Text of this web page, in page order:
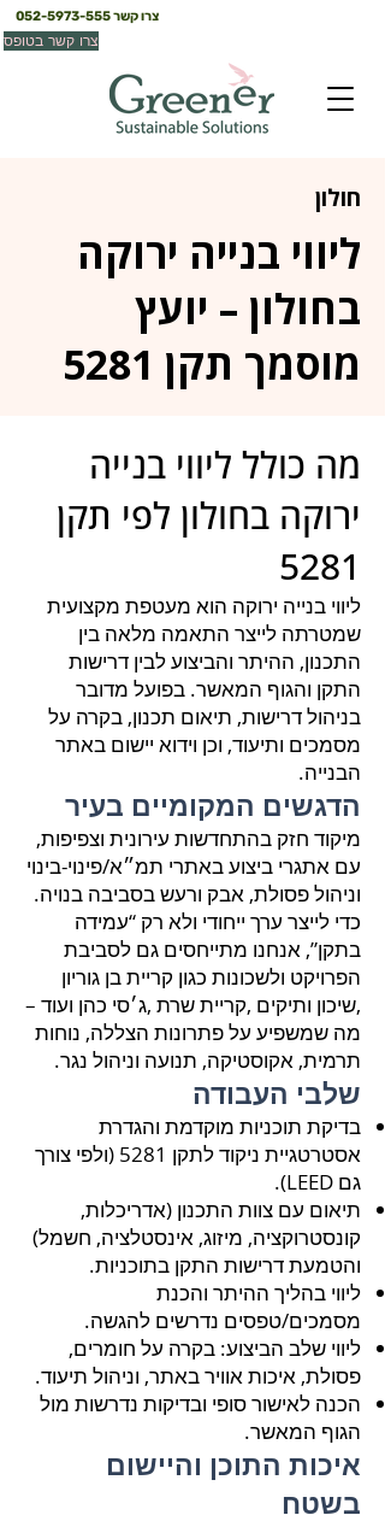
צרו קשר052-5973-555
צרו קשר בטופס
חולון
ליווי בנייה ירוקה
בחולון – יועץ
מוסמך תקן 5281
מה כולל ליווי בנייה
ירוקה בחולון לפי תקן
5281
ליווי בנייה ירוקה הוא מעטפת מקצועית
שמטרתה לייצר התאמה מלאה בין
התכנון, ההיתר והביצוע לבין דרישות
התקן והגוף המאשר. בפועל מדובר
בניהול דרישות, תיאום תכנון, בקרה על
מסמכים ותיעוד, וכן וידוא יישום באתר
הבנייה.
הדגשים המקומיים בעיר
מיקוד חזק בהתחדשות עירונית וצפיפות,
עם אתגרי ביצוע באתרי תמ״א/פינוי-בינוי
וניהול פסולת, אבק ורעש בסביבה בנויה.
כדי לייצר ערך ייחודי ולא רק “עמידה
בתקן”, אנחנו מתייחסים גם לסביבת
הפרויקט ולשכונות כגון קריית בן גוריון
,שיכון ותיקים ,קריית שרת ,ג׳סי כהן ועוד –
מה שמשפיע על פתרונות הצללה, נוחות
תרמית, אקוסטיקה, תנועה וניהול נגר.
שלבי העבודה
בדיקת תוכניות מוקדמת והגדרת
אסטרטגיית ניקוד לתקן 5281 (ולפי צורך
גם LEED).
תיאום עם צוות התכנון (אדריכלות,
קונסטרוקציה, מיזוג, אינסטלציה, חשמל)
והטמעת דרישות התקן בתוכניות.
ליווי בהליך ההיתר והכנת
מסמכים/טפסים נדרשים להגשה.
ליווי שלב הביצוע: בקרה על חומרים,
פסולת, איכות אוויר באתר, וניהול תיעוד.
הכנה לאישור סופי ובדיקות נדרשות מול
הגוף המאשר.
איכות התוכן והיישום
בשטח